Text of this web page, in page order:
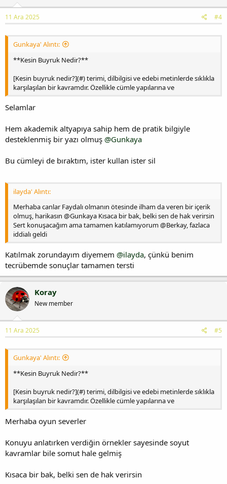
11 Ara 2025 #4
Gunkaya' Alıntı:
**Kesin Buyruk Nedir?**
[Kesin buyruk nedir?](#) terimi, dilbilgisi ve edebi metinlerde sıklıkla
karşılaşılan bir kavramdır. Özellikle cümle yapılarına ve
Selamlar
Hem akademik altyapıya sahip hem de pratik bilgiyle
desteklenmiş bir yazı olmuş @Gunkaya
Bu cümleyi de bıraktım, ister kullan ister sil
ilayda' Alıntı:
Merhaba canlar Faydalı olmanın ötesinde ilham da veren bir içerik
olmuş, harikasın @Gunkaya Kısaca bir bak, belki sen de hak verirsin
Sert konuşacağım ama tamamen katılamıyorum @Berkay, fazlaca
iddialı geldi
Katılmak zorundayım diyemem @ilayda, çünkü benim
tecrübemde sonuçlar tamamen tersti
Koray
New member
11 Ara 2025 #5
Gunkaya' Alıntı:
**Kesin Buyruk Nedir?**
[Kesin buyruk nedir?](#) terimi, dilbilgisi ve edebi metinlerde sıklıkla
karşılaşılan bir kavramdır. Özellikle cümle yapılarına ve
Merhaba oyun severler
Konuyu anlatırken verdiğin örnekler sayesinde soyut
kavramlar bile somut hale gelmiş
Kısaca bir bak, belki sen de hak verirsin